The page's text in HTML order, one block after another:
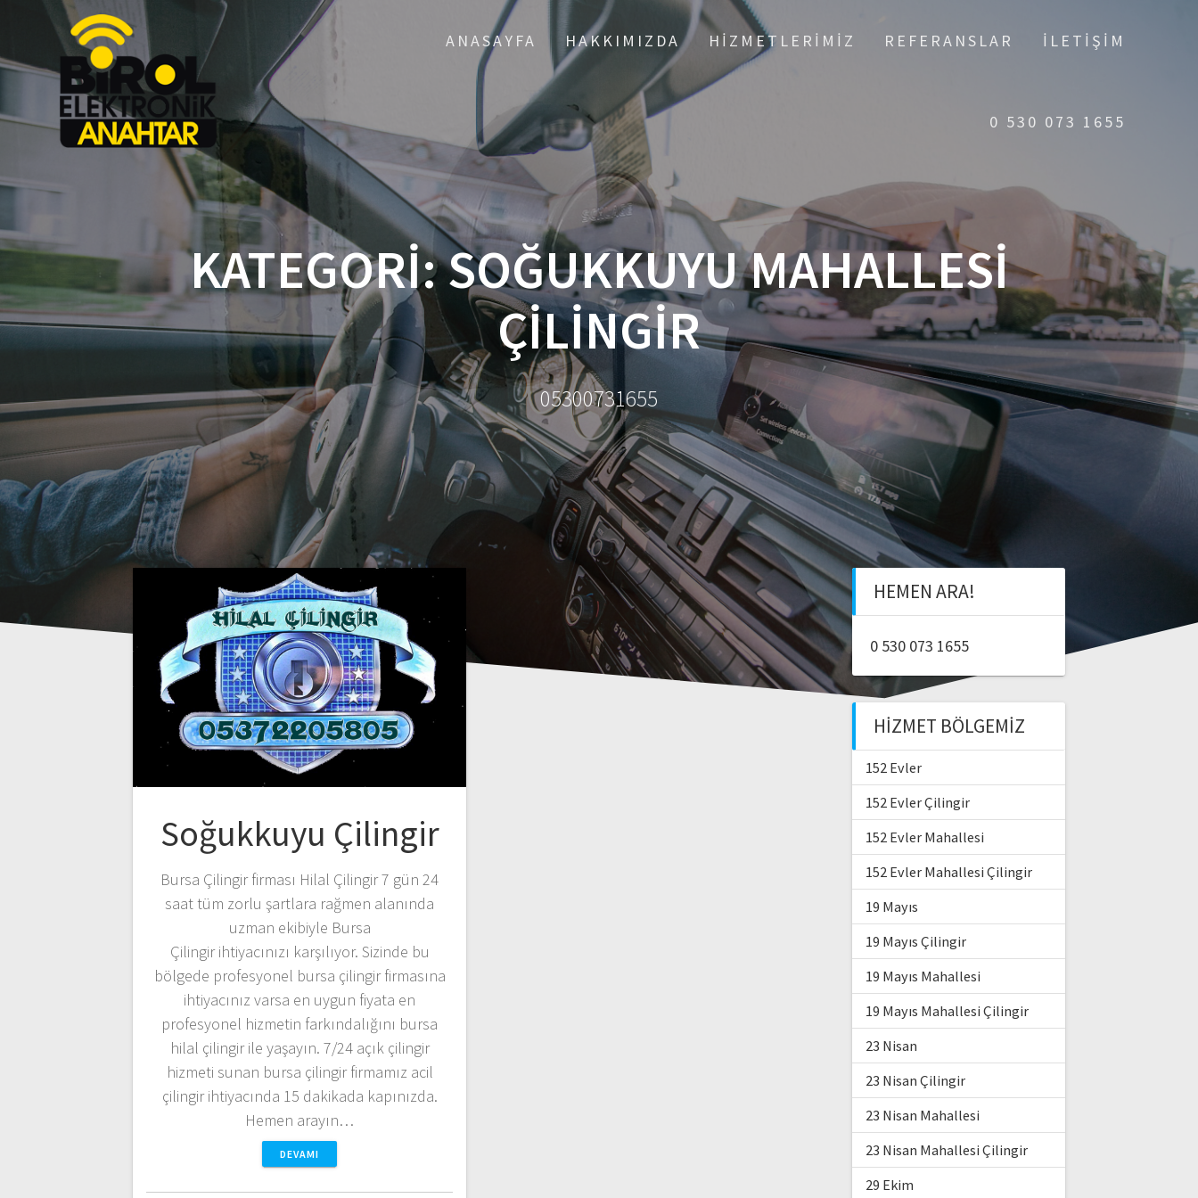
ANASAYFA HAKKIMIZDA HIZMETLERIMIZ REFERANSLAR İLETIŞIM
0 530 073 1655
KATEGORI: SOĞUKKUYU MAHALLESI
ÇILINGIR
05300731655
Soğukkuyu Çilingir
Bursa Çilingir firması Hilal Çilingir 7 gün 24
saat tüm zorlu şartlara rağmen alanında
uzman ekibiyle Bursa
Çilingir ihtiyacınızı karşılıyor. Sizinde bu
bölgede profesyonel bursa çilingir firmasına
ihtiyacınız varsa en uygun fiyata en
profesyonel hizmetin farkındalığını bursa
hilal çilingir ile yaşayın. 7/24 açık çilingir
hizmeti sunan bursa çilingir firmamız acil
çilingir ihtiyacında 15 dakikada kapınızda.
Hemen arayın…
DEVAMI
HEMEN ARA!
0 530 073 1655
HIZMET BÖLGEMIZ
152 Evler
152 Evler Çilingir
152 Evler Mahallesi
152 Evler Mahallesi Çilingir
19 Mayıs
19 Mayıs Çilingir
19 Mayıs Mahallesi
19 Mayıs Mahallesi Çilingir
23 Nisan
23 Nisan Çilingir
23 Nisan Mahallesi
23 Nisan Mahallesi Çilingir
29 Ekim